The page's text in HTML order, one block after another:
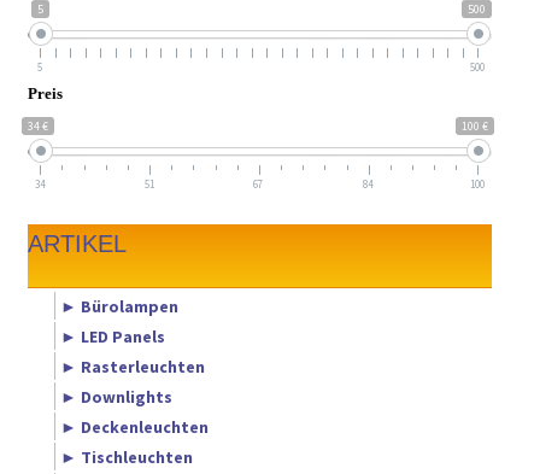
5 500
5 500
Preis
34 € 100 €
34 51 67 84 100
ARTIKEL
► Bürolampen
► LED Panels
► Rasterleuchten
► Downlights
► Deckenleuchten
► Tischleuchten